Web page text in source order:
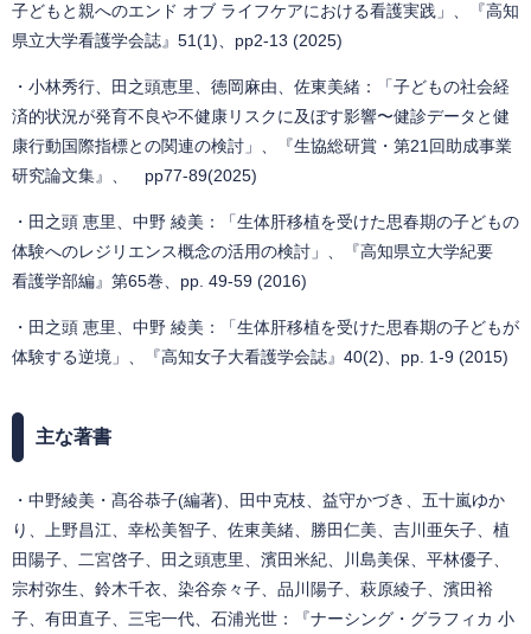
子どもと親へのエンド オブ ライフケアにおける看護実践」、『高知
県立大学看護学会誌』51(1)、pp2-13 (2025)
・小林秀行、田之頭恵里、徳岡麻由、佐東美緒：「子どもの社会経
済的状況が発育不良や不健康リスクに及ぼす影響〜健診データと健
康行動国際指標との関連の検討」、『生協総研賞・第21回助成事業
研究論文集』、 pp77-89(2025)
・田之頭 恵里、中野 綾美：「生体肝移植を受けた思春期の子どもの
体験へのレジリエンス概念の活用の検討」、『高知県立大学紀要
看護学部編』第65巻、pp. 49-59 (2016)
・田之頭 恵里、中野 綾美：「生体肝移植を受けた思春期の子どもが
体験する逆境」、『高知女子大看護学会誌』40(2)、pp. 1-9 (2015)
主な著書
・中野綾美・髙谷恭子(編著)、田中克枝、益守かづき、五十嵐ゆか
り、上野昌江、幸松美智子、佐東美緒、勝田仁美、吉川亜矢子、植
田陽子、二宮啓子、田之頭恵里、濱田米紀、川島美保、平林優子、
宗村弥生、鈴木千衣、染谷奈々子、品川陽子、萩原綾子、濱田裕
子、有田直子、三宅一代、石浦光世：『ナーシング・グラフィカ 小